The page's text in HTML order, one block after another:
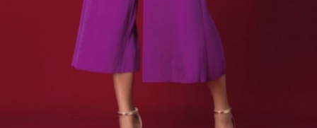
104-107 cm
41-42 inch
109-112 cm
114-117 cm
119-122 cm
47-48 inch
คลิกที่นี่เพื่อสมัครสมาชิก
ข้าสู่ระบบด้วย LINE